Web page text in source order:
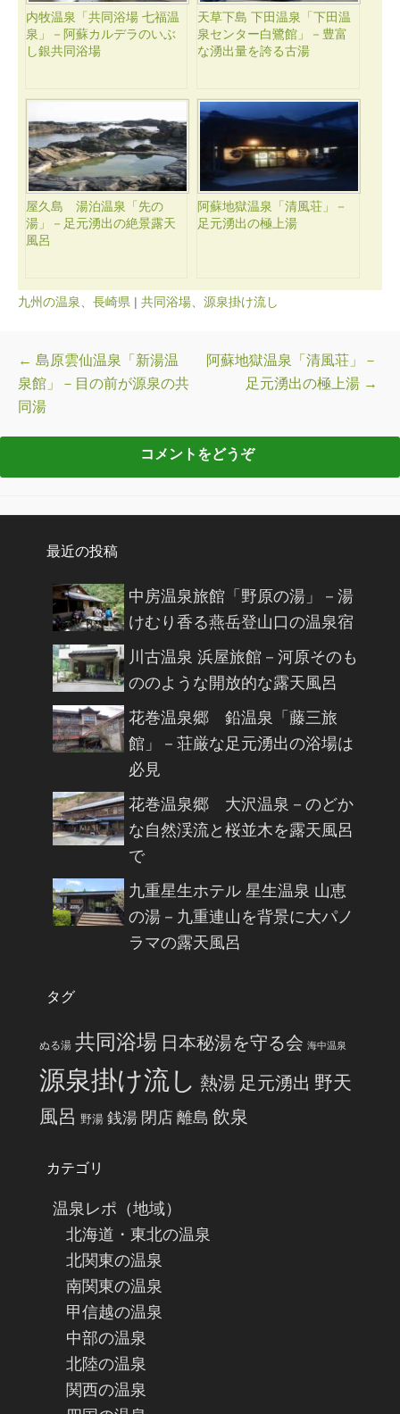
内牧温泉「共同浴場 七福温
泉」－阿蘇カルデラのいぶ
し銀共同浴場
天草下島 下田温泉「下田温
泉センター白鷺館」－豊富
な湧出量を誇る古湯
屋久島 湯泊温泉「先の
湯」－足元湧出の絶景露天
風呂
阿蘇地獄温泉「清風荘」－
足元湧出の極上湯
九州の温泉 長崎県 | 共同浴場 源泉掛け流し
投稿ナビゲーション
← 島原雲仙温泉「新湯温
泉館」－目の前が源泉の共
同湯
阿蘇地獄温泉「清風荘」－
足元湧出の極上湯 →
最近の投稿
中房温泉旅館「野原の湯」－湯
けむり香る燕岳登山口の温泉宿
川古温泉 浜屋旅館－河原そのも
ののような開放的な露天風呂
花巻温泉郷 鉛温泉「藤三旅
館」－荘厳な足元湧出の浴場は
必見
花巻温泉郷 大沢温泉－のどか
な自然渓流と桜並木を露天風呂
で
九重星生ホテル 星生温泉 山恵
の湯－九重連山を背景に大パノ
ラマの露天風呂
タグ
ぬる湯 共同浴場 日本秘湯を守る会 海中温泉
源泉掛け流し 熱湯 足元湧出 野天
風呂 野湯 銭湯 閉店 離島 飲泉
カテゴリ
温泉レポ（地域）
北海道・東北の温泉
北関東の温泉
南関東の温泉
甲信越の温泉
中部の温泉
北陸の温泉
関西の温泉